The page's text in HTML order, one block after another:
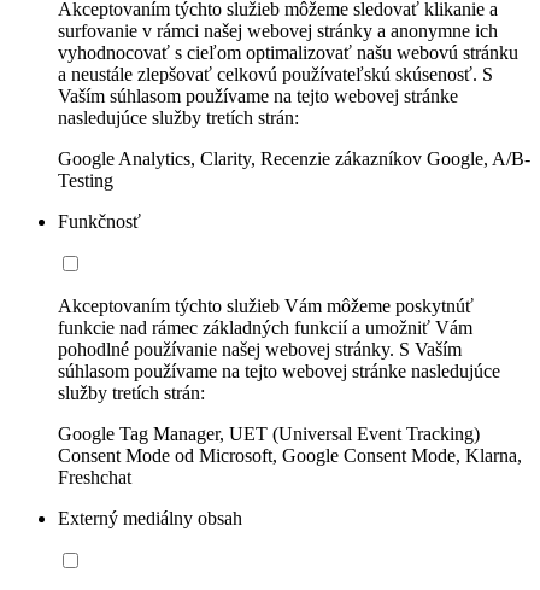
Akceptovaním týchto služieb môžeme sledovať klikanie a
surfovanie v rámci našej webovej stránky a anonymne ich
vyhodnocovať s cieľom optimalizovať našu webovú stránku
a neustále zlepšovať celkovú používateľskú skúsenosť. S
Vaším súhlasom používame na tejto webovej stránke
nasledujúce služby tretích strán:
Google Analytics, Clarity, Recenzie zákazníkov Google, A/B-
Testing
Funkčnosť
Akceptovaním týchto služieb Vám môžeme poskytnúť
funkcie nad rámec základných funkcií a umožniť Vám
pohodlné používanie našej webovej stránky. S Vaším
súhlasom používame na tejto webovej stránke nasledujúce
služby tretích strán:
Google Tag Manager, UET (Universal Event Tracking)
Consent Mode od Microsoft, Google Consent Mode, Klarna,
Freshchat
Externý mediálny obsah